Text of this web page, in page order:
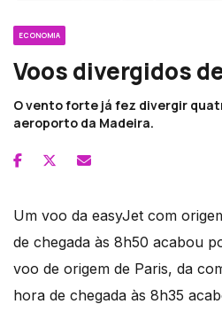
ECONOMIA
Voos divergidos
O vento forte já fez divergir
aeroporto da Madeira.
Um voo da easyJet com
de chegada às 8h50 acabou
voo de origem de Paris, da
hora de chegada às 8h35